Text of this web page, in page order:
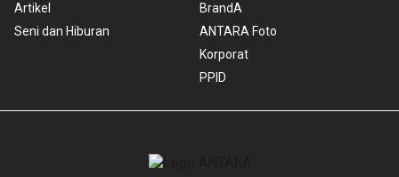
Artikel
Seni dan Hiburan
BrandA
ANTARA Foto
Korporat
PPID